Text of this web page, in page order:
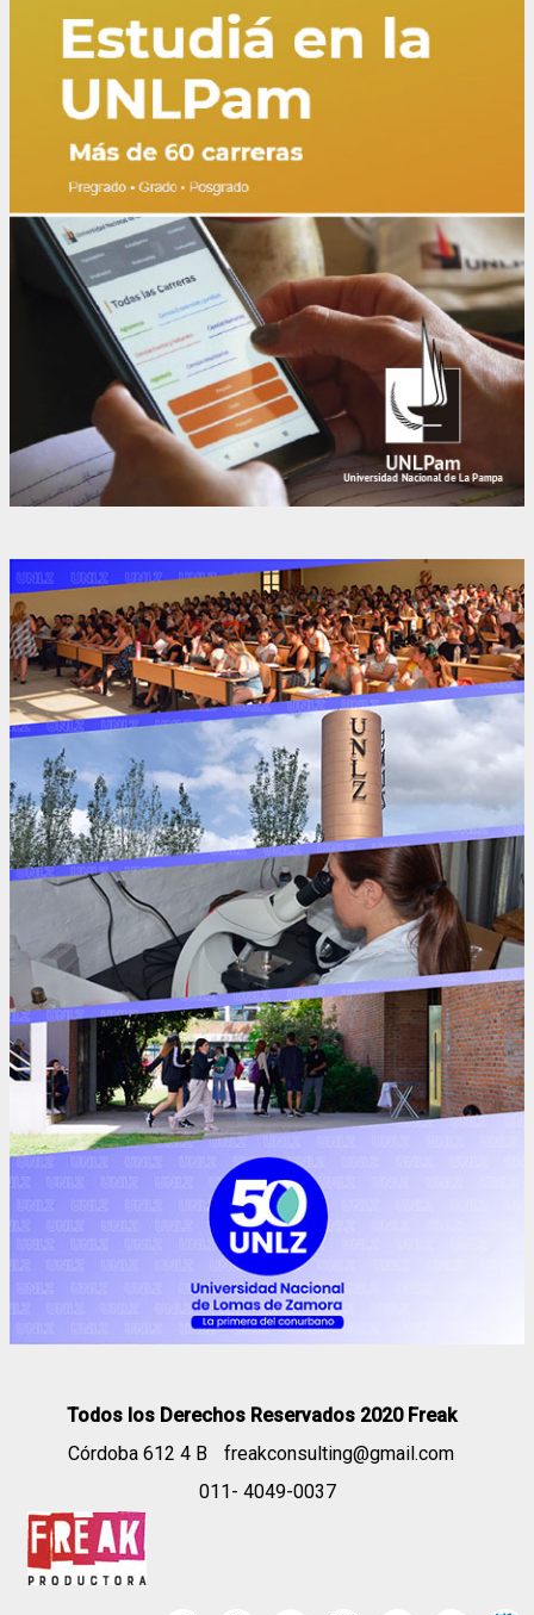
Todos los Derechos Reservados 2020 Freak
Córdoba 612 4 B
freakconsulting@gmail.com
011- 4049-0037